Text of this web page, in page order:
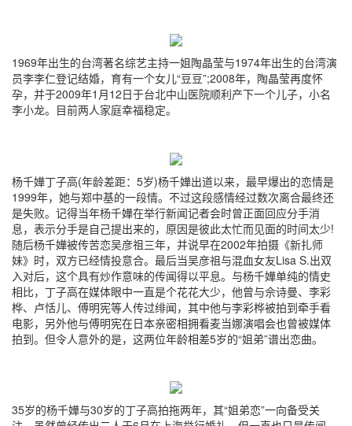
1969年出生的台湾著名综艺主持一姐陶晶莹与1974年出生的台湾演
员李李仁登记结婚，育有一个女儿“豆豆”;2008年，陶晶莹再度怀
孕，并于2009年1月12日于台北中山医院顺利产下一个儿子，小名
李小龙。目前两人家庭幸福稳定。
杨千嬅丁子高(年龄差距：5岁)杨千嬅出道以来，最早爆出的恋情是
1999年，她与郑中基的一段情。不过这段感情经过数次离合最终还
是失败。记得当年杨千嬅在举行新闻记者会时曾正面回应分手消
息，表示分手是自己提出来的，原因是彼此太忙而见面的时间太少!
随后杨千嬅被传苦恋吴彦祖三年，并说早在2002年拍摄《新扎师
妹》时，双方已经情投意合。最后当吴彦祖与混血女友Lisa S.出双
入对后，这个具有炒作意味的传闻得以平息。与杨千嬅单纯的情史
相比，丁子高在媒体眼中一直是个花花大少，他曾与佘诗曼、李彩
桦、卢恬儿、傅明宪等人传过绯闻，其中他与李彩桦被拍到牵手看
电影，另外他与傅明宪在日本亲密相拥看麦当娜演唱会也曾被媒体
拍到。但令人意外的是，这两位年龄相差5岁的“姐弟”谱出恋曲。
35岁的杨千嬅与30岁的丁子高拍拖两年，其“姐弟恋”一向备受关